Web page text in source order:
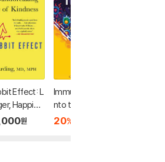
Effect: L
Happier,
with t
원
Immune: A Journey I
nto the Mysterious
System That Keeps
20%